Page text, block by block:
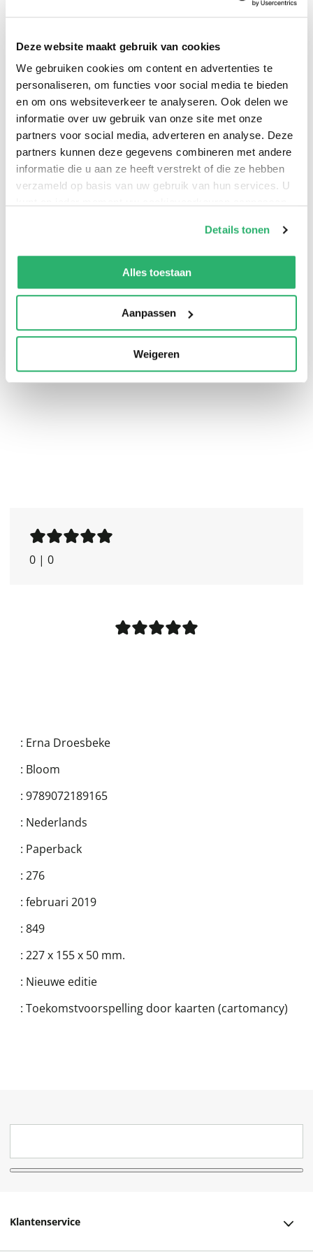
Deze website maakt gebruik van cookies
We gebruiken cookies om content en advertenties te
personaliseren, om functies voor social media te bieden
en om ons websiteverkeer te analyseren. Ook delen we
informatie over uw gebruik van onze site met onze
partners voor social media, adverteren en analyse. Deze
partners kunnen deze gegevens combineren met andere
informatie die u aan ze heeft verstrekt of die ze hebben
verzameld op basis van uw gebruik van hun services. U
kunnen ontvangen en verwerken.
Details tonen
Alles toestaan
Aanpassen
Weigeren
levensthema’s: liefde, gezondheid, werk, financiële
zich voordoen. Bij elk thema is er een verwijzing naar
de astrologie, de alchemie, de bloemensymboliek, de
betekenis van letters en getallen en de invloed van
edelstenen en metalen. Eenvoudige taferelen
verduidelijken levensechte situaties. De Grote
Lenormand oogt op het eerste zicht heel
gecompliceerd. Maar... zoals Erna Droesbeke destijds
(1987) het basis boek schreef om de 36 Kleine
duidingsinstrument. Het is haar verdienste dat het spel
van de Grote Lenormandkaarten van nu af aan
toegankelijk is voor al wie het mysterie van het leven wil
ontsluieren. De Grote Lenormand wordt op die manier
een inwijding in de kunst van het kaartleggen én
voorspellen. In deze set: 54 kaarten + praktisch
handboek
0 | 0
: Erna Droesbeke
: Bloom
: 9789072189165
: Nederlands
: Paperback
: 276
: februari 2019
: 849
: 227 x 155 x 50 mm.
: Nieuwe editie
: Toekomstvoorspelling door kaarten (cartomancy)
Klantenservice